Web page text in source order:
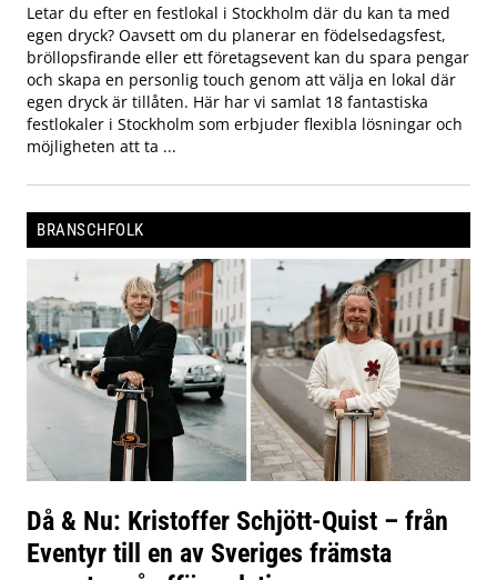
Letar du efter en festlokal i Stockholm där du kan ta med
egen dryck? Oavsett om du planerar en födelsedagsfest,
bröllopsfirande eller ett företagsevent kan du spara pengar
och skapa en personlig touch genom att välja en lokal där
egen dryck är tillåten. Här har vi samlat 18 fantastiska
festlokaler i Stockholm som erbjuder flexibla lösningar och
möjligheten att ta ...
BRANSCHFOLK
Då & Nu: Kristoffer Schjött-Quist – från
Eventyr till en av Sveriges främsta